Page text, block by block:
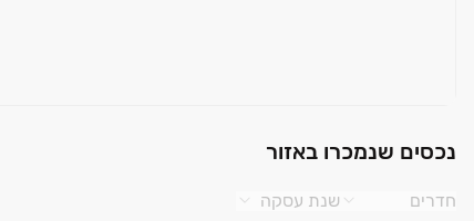
נכסים שנמכרו באזור
חדרים שנת עסקה